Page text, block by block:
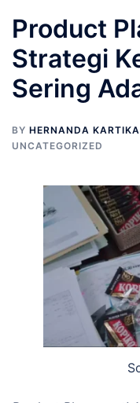
Product
Strategi
Sering
BY HERNANDA KARTIKA
UNCATEGORIZED